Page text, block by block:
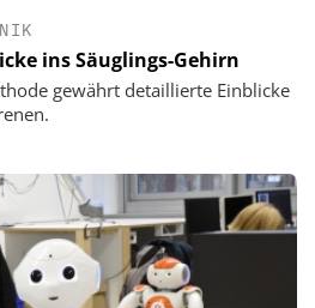
ins Säuglings-Gehirn
gewährt detaillierte Einblicke